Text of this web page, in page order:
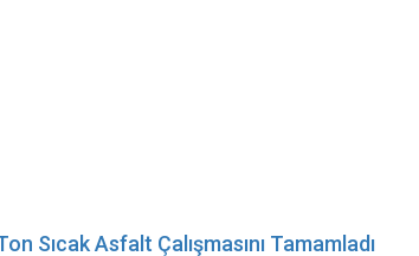
Sıcak Asfalt Çalışmasını Tamamladı